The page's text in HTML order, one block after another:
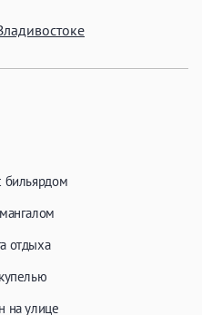
бильярдом
отдыха
на улице